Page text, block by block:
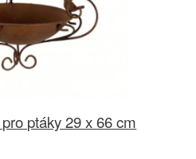
ptáky 29 x 66 cm